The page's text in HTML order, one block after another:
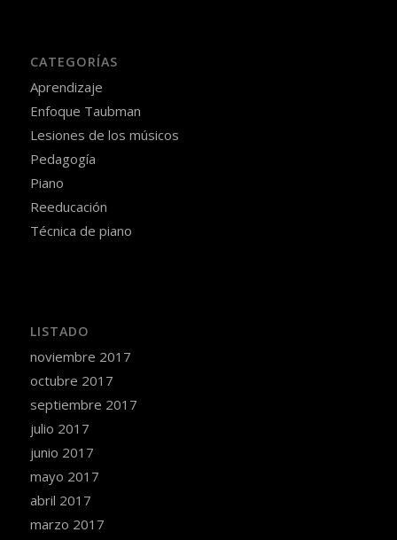
CATEGORÍAS
Aprendizaje
Enfoque Taubman
Lesiones de los músicos
Pedagogía
Piano
Reeducación
Técnica de piano
LISTADO
noviembre 2017
octubre 2017
septiembre 2017
julio 2017
junio 2017
mayo 2017
abril 2017
marzo 2017